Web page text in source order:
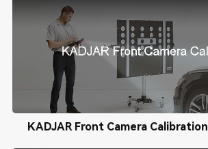
KADJAR Front Camera Calibration